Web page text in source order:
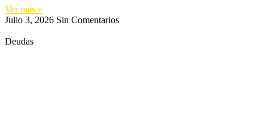
Ver más »
Julio 3, 2026 Sin Comentarios
Deudas